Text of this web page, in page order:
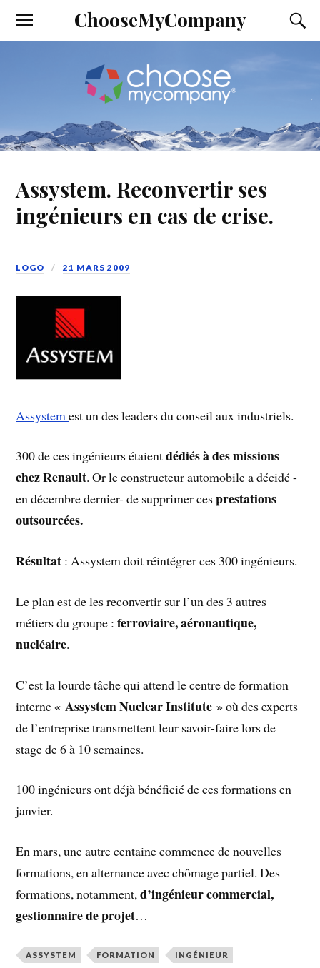
ChooseMyCompany
Assystem. Reconvertir ses
ingénieurs en cas de crise.
LOGO 21 MARS 2009
Assystemest un des leaders du conseil aux industriels.
300 de ces ingénieurs étaientdédiés à des missions
chez Renault. Or le constructeur automobile a décidé -
en décembre dernier- de supprimer cesprestations
outsourcées.
Résultat : Assystem doit réintégrer ces 300 ingénieurs.
Le plan est de les reconvertir sur l’un des 3 autres
métiers du groupe :ferroviaire, aéronautique,
nucléaire.
C’est la lourde tâche qui attend le centre de formation
interne« Assystem Nuclear Institute »où des experts
de l’entreprise transmettent leur savoir-faire lors de
stage de 6 à 10 semaines.
100 ingénieurs ont déjà bénéficié de ces formations en
janvier.
En mars, une autre centaine commence de nouvelles
formations, en alternance avec chômage partiel. Des
formations, notamment,d’ingénieur commercial,
gestionnaire de projet…
ASSYSTEM FORMATION INGÉNIEUR